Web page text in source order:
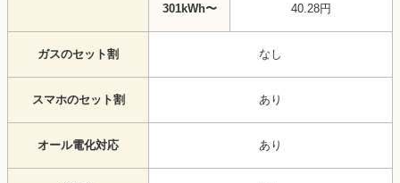
301kWh〜 40.28円
ガスのセット割 なし
スマホのセット割 あり
オール電化対応 あり